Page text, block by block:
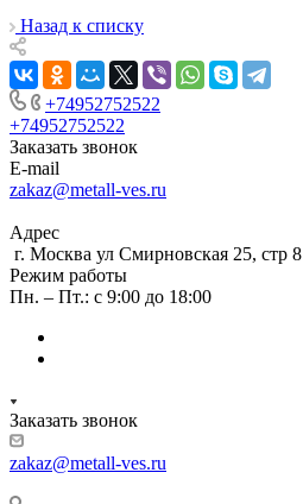
Назад к списку
+74952752522
+74952752522
Заказать звонок
E-mail
zakaz@metall-ves.ru
Адрес
г. Москва ул Смирновская 25, стр 8
Режим работы
Пн. – Пт.: с 9:00 до 18:00
Заказать звонок
zakaz@metall-ves.ru